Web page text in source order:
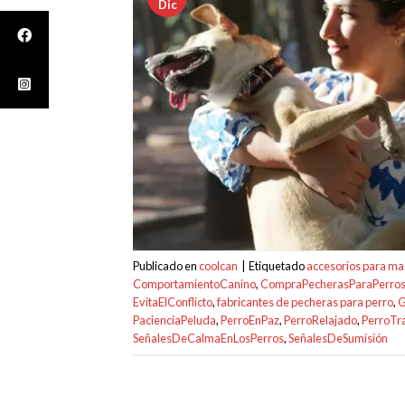
Dic
Publicado encoolcan Etiquetadoaccesorios para
ComportamientoCanino,CompraPecherasParaPerros
EvitaElConflicto,fabricantes de pecheras para perro,
PacienciaPeluda,PerroEnPaz,PerroRelajado,
SeñalesDeCalmaEnLosPerros,SeñalesDeSumisión